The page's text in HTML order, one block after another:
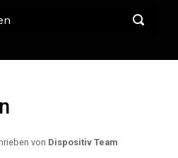
von Dispositiv Team